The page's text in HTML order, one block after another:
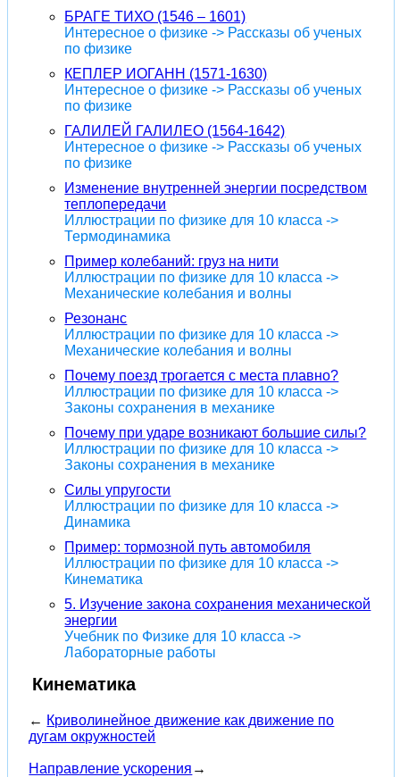
БРАГЕ ТИХО (1546 – 1601)
Интересное о физике -> Рассказы об ученых
по физике
КЕПЛЕР ИОГАНН (1571-1630)
Интересное о физике -> Рассказы об ученых
по физике
ГАЛИЛЕЙ ГАЛИЛЕО (1564-1642)
Интересное о физике -> Рассказы об ученых
по физике
Изменение внутренней энергии посредством
теплопередачи
Иллюстрации по физике для 10 класса ->
Термодинамика
Пример колебаний: груз на нити
Иллюстрации по физике для 10 класса ->
Механические колебания и волны
Резонанс
Иллюстрации по физике для 10 класса ->
Механические колебания и волны
Почему поезд трогается с места плавно?
Иллюстрации по физике для 10 класса ->
Законы сохранения в механике
Почему при ударе возникают большие силы?
Иллюстрации по физике для 10 класса ->
Законы сохранения в механике
Силы упругости
Иллюстрации по физике для 10 класса ->
Динамика
Пример: тормозной путь автомобиля
Иллюстрации по физике для 10 класса ->
Кинематика
5. Изучение закона сохранения механической
энергии
Учебник по Физике для 10 класса ->
Лабораторные работы
Кинематика
← Криволинейное движение как движение по
дугам окружностей
Направление ускорения →